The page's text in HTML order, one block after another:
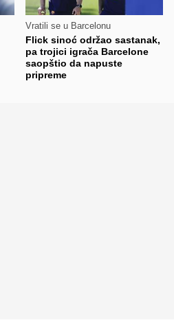
Vratili se u Barcelonu
Flick sinoć održao sastanak,
pa trojici igrača Barcelone
saopštio da napuste
pripreme